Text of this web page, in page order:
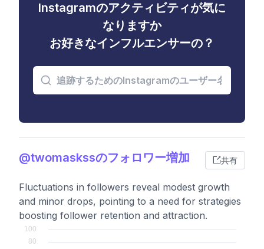
Instagramのアクティビティが気に
なりますか
お好きなインフルエンサーの？
@twomaskssのフォロワー増加 共有
Fluctuations in followers reveal modest growth
and minor drops, pointing to a need for strategies
boosting follower retention and attraction.